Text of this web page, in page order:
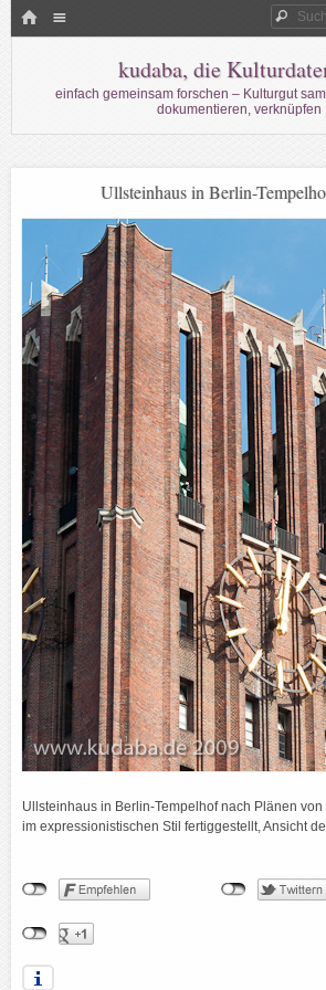
HOME
kudaba, die
einfach gemeinsam forschen – Kulturgut
dokumentieren,
Ullsteinhaus in Berlin-
Ullsteinhaus in Berlin-Tempelhof nach Plänen
im expressionistischen Stil fertiggestellt, Ansicht